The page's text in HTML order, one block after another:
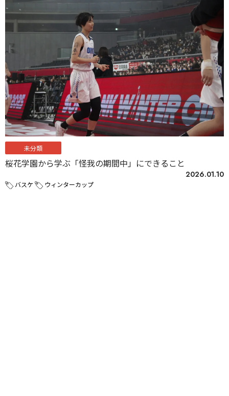
未分類
桜花学園から学ぶ「怪我の期間中」にできること
2026.01.10
バスケ ウィンターカップ